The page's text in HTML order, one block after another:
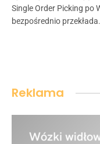
Single Order Picking po
bezpośrednio
Reklama